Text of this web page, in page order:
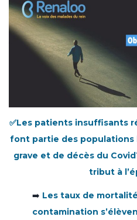
✅Les patients insuffisants
font partie des populations
grave et de décès du
tribut à
➡️ Les taux de
contamination